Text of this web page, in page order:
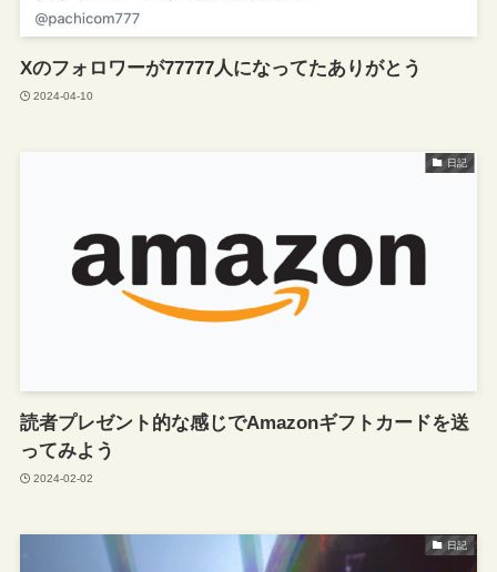
Xのフォロワーが77777人になってたありがとう
2024-04-10
日記
読者プレゼント的な感じでAmazonギフトカードを送
ってみよう
2024-02-02
日記